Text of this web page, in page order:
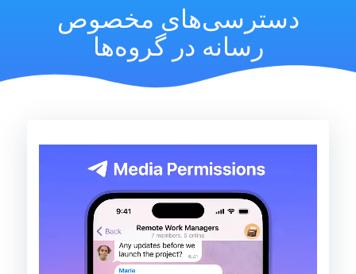
دسترسی‌های مخصوص
رسانه در گروه‌ها